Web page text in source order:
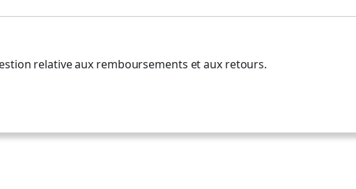
relative aux remboursements et aux retours.